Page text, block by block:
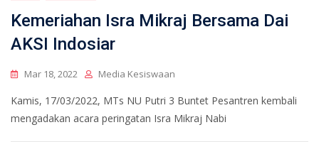
Kemeriahan Isra Mikraj Bersama Dai
AKSI Indosiar
Mar 18, 2022 Media Kesiswaan
Kamis, 17/03/2022, MTs NU Putri 3 Buntet Pesantren kembali
mengadakan acara peringatan Isra Mikraj Nabi